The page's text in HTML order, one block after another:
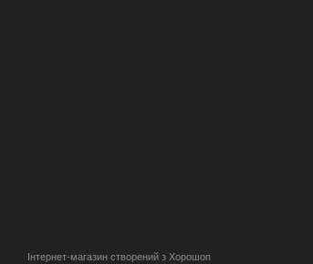
Інтернет-магазин створений з Хорошоп